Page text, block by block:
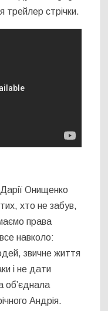
трейлер стрічки.
Онищенко
хто не забув,
права
навколо:
звичне життя
і не дати
об’єднала
Андрія.